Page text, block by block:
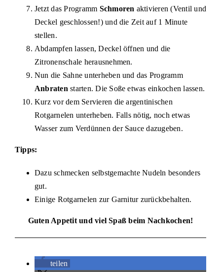
Jetzt das Programm Schmoren aktivieren (Ventil und
Deckel geschlossen!) und die Zeit auf 1 Minute
stellen.
Abdampfen lassen, Deckel öffnen und die
Zitronenschale herausnehmen.
Nun die Sahne unterheben und das Programm
Anbraten starten. Die Soße etwas einkochen lassen.
Kurz vor dem Servieren die argentinischen
Rotgarnelen unterheben. Falls nötig, noch etwas
Wasser zum Verdünnen der Sauce dazugeben.
Tipps:
Dazu schmecken selbstgemachte Nudeln besonders
gut.
Einige Rotgarnelen zur Garnitur zurückbehalten.
Guten Appetit und viel Spaß beim Nachkochen!
teilen